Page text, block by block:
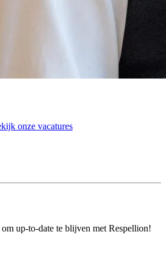
onze vacatures
up-to-date te blijven met Respellion!